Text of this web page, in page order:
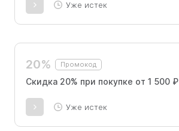
Уже истек
20% Промокод
Скидка 20% при покупке от 1 500 ₽
Уже истек